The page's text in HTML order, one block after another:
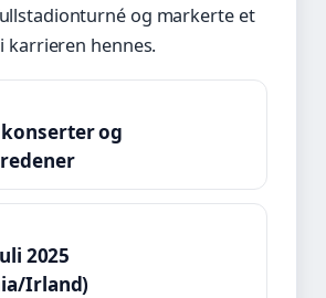
og markerte et
karrieren hennes.
og
2025
Irland)